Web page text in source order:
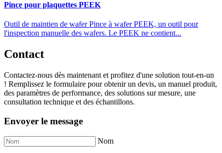
Pince pour plaquettes PEEK
Outil de maintien de wafer Pince à wafer PEEK, un outil pour
l'inspection manuelle des wafers. Le PEEK ne contient...
Contact
Contactez-nous dès maintenant et profitez d'une solution tout-en-un
! Remplissez le formulaire pour obtenir un devis, un manuel produit,
des paramètres de performance, des solutions sur mesure, une
consultation technique et des échantillons.
Envoyer le message
Nom